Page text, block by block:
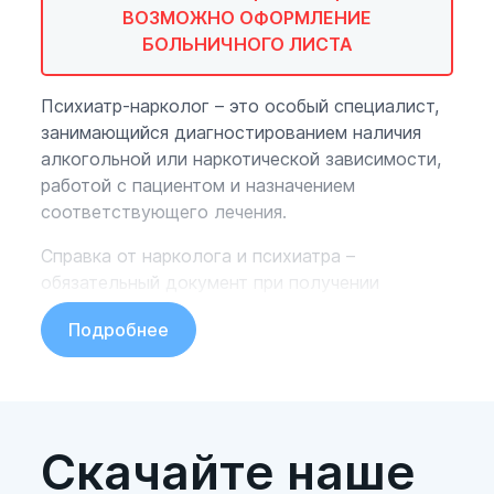
ВОЗМОЖНО ОФОРМЛЕНИЕ
БОЛЬНИЧНОГО ЛИСТА
Психиатр-нарколог – это особый специалист,
занимающийся диагностированием наличия
алкогольной или наркотической зависимости,
работой с пациентом и назначением
соответствующего лечения.
Справка от нарколога и психиатра –
обязательный документ при получении
водительских прав. Пройти комиссию
нарколога и психиатра по приемлемой
стоимости в Санкт-Петербурге вы сможете в
Как проходит прием
Подробнее
Скачайте наше